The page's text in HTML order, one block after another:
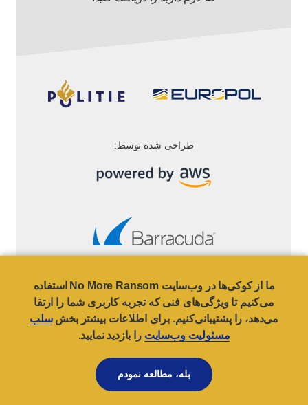
NOMORE
طراحی شده توسط:
سلب مسئولیت وب‌سایت
© 2021
- NO MORE RANSOM
به بالا
ما از کوکی‌ها در وب‌سایت No More Ransom استفاده
می‌کنیم تا ویژگی‌های فنی که تجربه کاربری شما را ارتقا
می‌دهد، را پشتیبانی‌کنیم. برای اطلاعات بیشتر بخشسلب
مسئولیت وب‌سایت را بازدید نمایید.
بله، مطالعه نمودم